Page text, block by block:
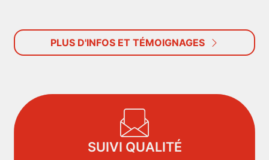
PLUS D'INFOS ET TÉMOIGNAGES
SUIVI QUALITÉ